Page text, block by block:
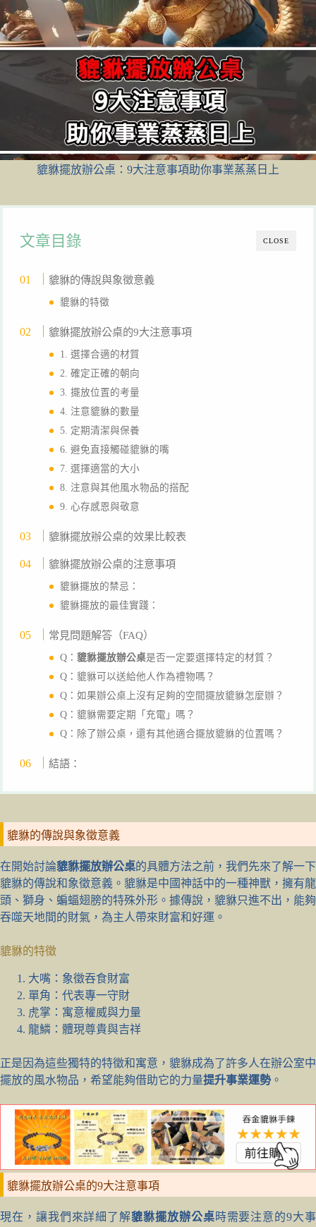
貔貅擺放辦公桌：9大注意事項助你事業蒸蒸日上
CLOSE
文章目錄
貔貅的傳說與象徵意義
貔貅的特徵
貔貅擺放辦公桌的9大注意事項
1. 選擇合適的材質
2. 確定正確的朝向
3. 擺放位置的考量
4. 注意貔貅的數量
5. 定期清潔與保養
6. 避免直接觸碰貔貅的嘴
7. 選擇適當的大小
8. 注意與其他風水物品的搭配
9. 心存感恩與敬意
貔貅擺放辦公桌的效果比較表
貔貅擺放辦公桌的注意事項
貔貅擺放的禁忌：
貔貅擺放的最佳實踐：
常見問題解答（FAQ）
Q：貔貅擺放辦公桌是否一定要選擇特定的材質？
Q：貔貅可以送給他人作為禮物嗎？
Q：如果辦公桌上沒有足夠的空間擺放貔貅怎麼辦？
Q：貔貅需要定期「充電」嗎？
Q：除了辦公桌，還有其他適合擺放貔貅的位置嗎？
結語：
貔貅的傳說與象徵意義
在開始討論貔貅擺放辦公桌的具體方法之前，我們先來了解一下
貔貅的傳說和象徵意義。貔貅是中國神話中的一種神獸，擁有龍
頭、獅身、蝙蝠翅膀的特殊外形。據傳說，貔貅只進不出，能夠
吞噬天地間的財氣，為主人帶來財富和好運。
貔貅的特徵
大嘴：象徵吞食財富
單角：代表專一守財
虎掌：寓意權威與力量
龍鱗：體現尊貴與吉祥
正是因為這些獨特的特徵和寓意，貔貅成為了許多人在辦公室中
擺放的風水物品，希望能夠借助它的力量提升事業運勢。
貔貅擺放辦公桌的9大注意事項
現在，讓我們來詳細了解貔貅擺放辦公桌時需要注意的9大事